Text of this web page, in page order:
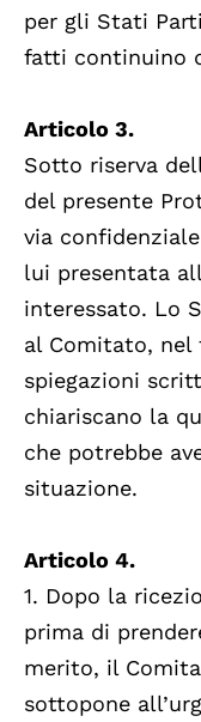
per gli Stati
fatti continuino
Articolo 3.
Sotto riserva
del presente
via
lui presentata
interessato. Lo
al Comitato, nel
spiegazioni
chiariscano la
che potrebbe
situazione.
Articolo 4.
1. Dopo la
prima di
merito, il
sottopone